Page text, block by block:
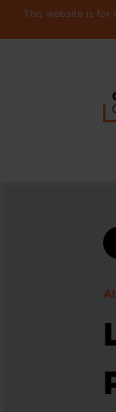
This website is for